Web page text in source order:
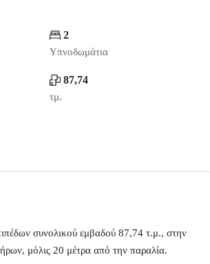
2
Υπνοδωμάτια
87,74
τμ.
συνολικού εμβαδού 87,74 τ.μ., στην
μόλις 20 μέτρα από την παραλία.